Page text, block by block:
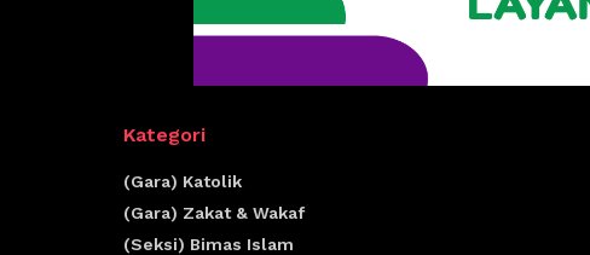
Kategori
(Gara) Katolik
(Gara) Zakat & Wakaf
(Seksi) Bimas Islam